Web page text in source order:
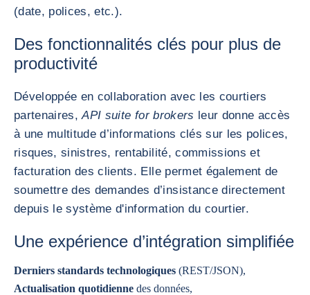
(date, polices, etc.).
Des fonctionnalités clés pour plus de
productivité
Développée en collaboration avec les courtiers
partenaires,API suite for brokers leur donne accès
à une multitude d’informations clés sur les polices,
risques, sinistres, rentabilité, commissions et
facturation des clients. Elle permet également de
soumettre des demandes d’insistance directement
depuis le système d'information du courtier.
Une expérience d’intégration simplifiée
Derniers standards technologiques (REST/JSON),
Actualisation quotidienne des données,